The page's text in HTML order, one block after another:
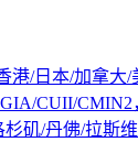
港/日本/加拿
CUII/CMIN2
杉矶/丹佛/拉斯